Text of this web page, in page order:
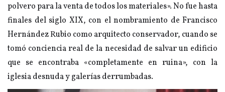
polvero para la venta de todos los materiales». No fue hasta
finales del siglo XIX, con el nombramiento de Francisco
Hernández Rubio como arquitecto conservador, cuando se
tomó conciencia real de la necesidad de salvar un edificio
que se encontraba «completamente en ruina», con la
iglesia desnuda y galerías derrumbadas.